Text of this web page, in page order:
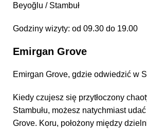
Beyoğlu / Stambuł
Godziny wizyty: od 09.30 do 19.00
Emirgan Grove
Emirgan Grove, gdzie odwiedzić w
Kiedy czujesz się przytłoczony
Stambułu, możesz natychmiast
Grove. Koru, położony między